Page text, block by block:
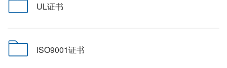
UL证书
ISO9001证书